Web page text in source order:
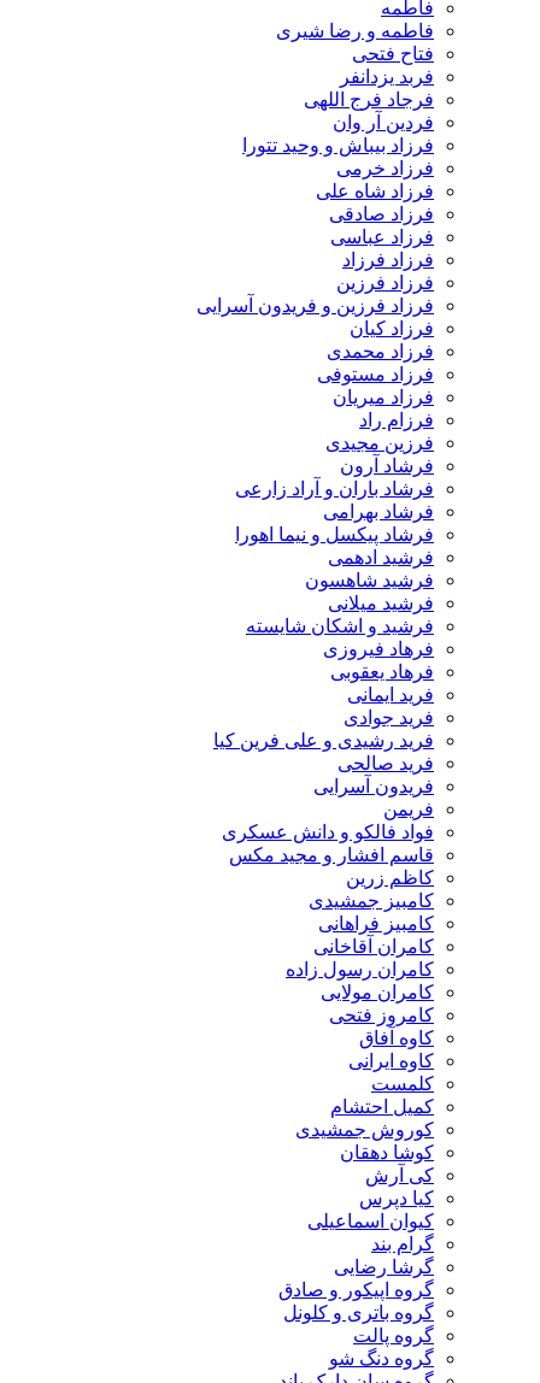
فاطمه
فاطمه و رضا شیری
فتاح فتحی
فربد یزدانفر
فرجاد فرج اللهی
فردین آر وان
فرزاد بیباش و وحید تتورا
فرزاد خرمی
فرزاد شاه علی
فرزاد صادقی
فرزاد عباسی
فرزاد فرزاد
فرزاد فرزین
فرزاد فرزین و فریدون آسرایی
فرزاد کیان
فرزاد محمدی
فرزاد مستوفی
فرزاد میریان
فرزام راد
فرزین مجیدی
فرشاد آرون
فرشاد باران و آراد زارعی
فرشاد بهرامی
فرشاد پیکسل و نیما اهورا
فرشید ادهمی
فرشید شاهسون
فرشید میلانی
فرشید و اشکان شایسته
فرهاد فیروزی
فرهاد یعقوبی
فرید ایمانی
فرید جوادی
فرید رشیدی و علی فرین کیا
فرید صالحی
فریدون آسرایی
فریمن
فواد فالکو و دانش عسکری
قاسم افشار و مجید مکس
کاظم زرین
کامبیز جمشیدی
کامبیز فراهانی
کامران آقاخانی
کامران رسول زاده
کامران مولایی
کامروز فتحی
کاوه آفاق
کاوه ایرانی
کلمست
کمیل احتشام
کوروش جمشیدی
کوشا دهقان
کی آرش
کیا دپرس
کیوان اسماعیلی
گرام بند
گرشا رضایی
گروه اپیکور و صادق
گروه باتری و کلونل
گروه پالت
گروه دنگ شو